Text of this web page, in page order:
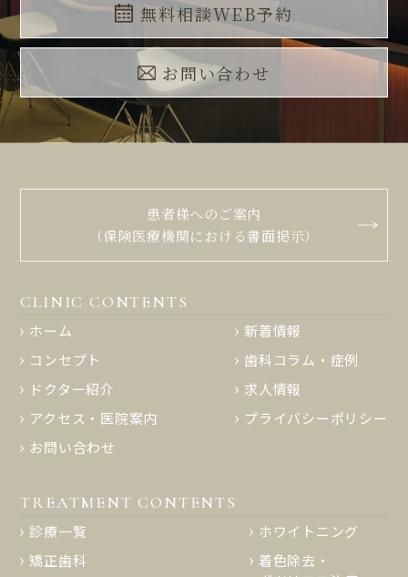
無料相談WEB予約
お問い合わせ
患者様へのご案内
（保険医療機関における書面掲示）
CLINIC CONTENTS
ホーム
コンセプト
ドクター紹介
アクセス・医院案内
お問い合わせ
新着情報
歯科コラム・症例
求人情報
プライバシーポリシー
TREATMENT CONTENTS
診療一覧
矯正歯科
ホワイトニング
着色除去・